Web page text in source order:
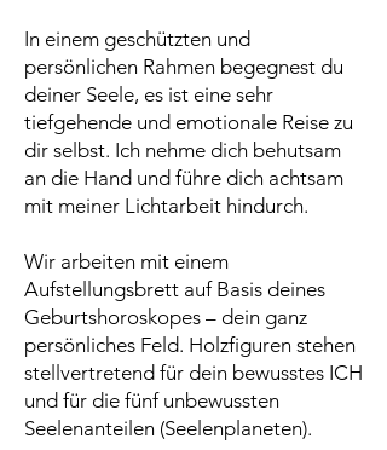
In einem geschützten und
persönlichen Rahmen begegnest du
deiner Seele, es ist eine sehr
tiefgehende und emotionale Reise zu
dir selbst. Ich nehme dich behutsam
an die Hand und führe dich achtsam
mit meiner Lichtarbeit hindurch.
Wir arbeiten mit einem
Aufstellungsbrett auf Basis deines
Geburtshoroskopes – dein ganz
persönliches Feld. Holzfiguren stehen
stellvertretend für dein bewusstes ICH
und für die fünf unbewussten
Seelenanteilen (Seelenplaneten).